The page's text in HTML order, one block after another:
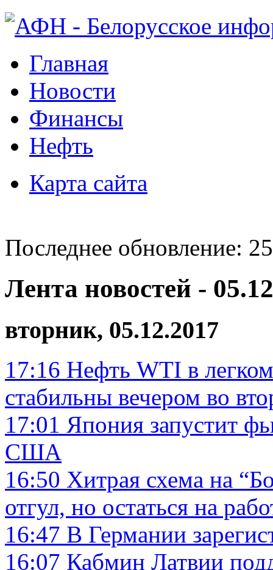
Главная
Новости
Финансы
Нефть
Карта сайта
Последнее обновление:
Лента новостей -
вторник, 05.12.2017
17:16 Нефть WTI в
стабильны вечером во
17:01 Япония запустит
США
16:50 Хитрая схема на
отгул, но остаться на
16:47 В Германии
16:07 Кабмин Латвии